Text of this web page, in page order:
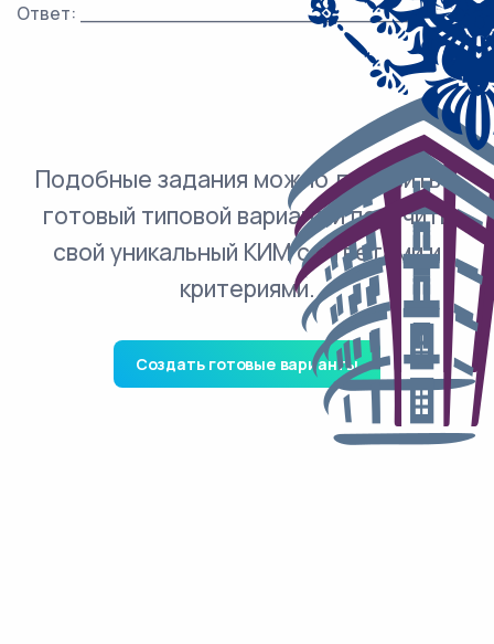
Ответ: ___________________________.
Подобные задания можно добавить в
готовый типовой вариант и получить
свой уникальный КИМ с ответами и
критериями.
Создать готовые варианты